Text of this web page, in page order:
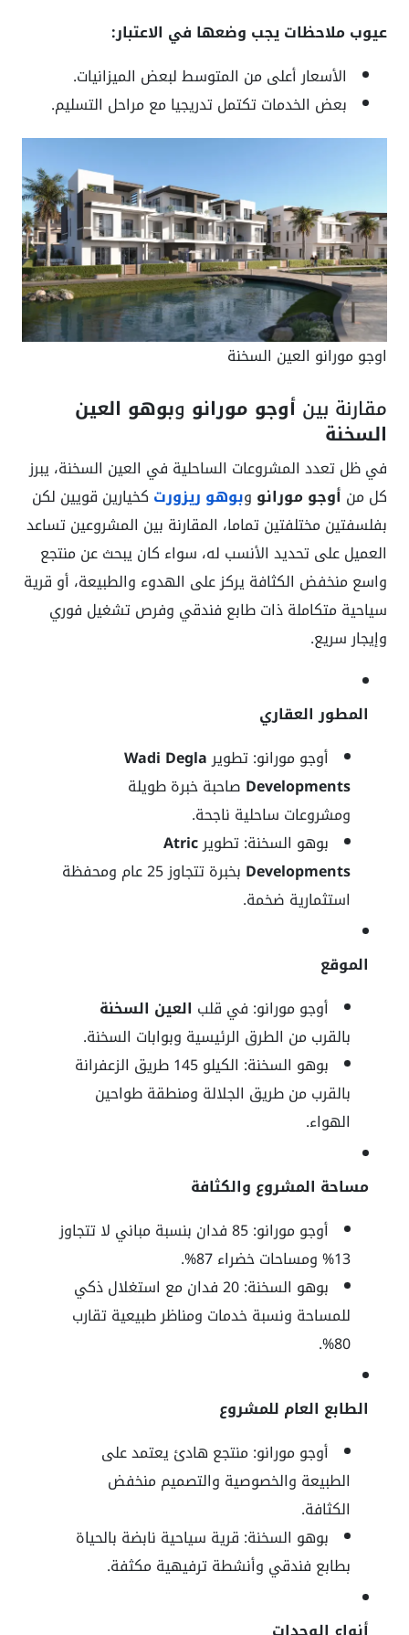
عيوب ملاحظات يجب وضعها في الاعتبار:
الأسعار أعلى من المتوسط لبعض الميزانيات.
بعض الخدمات تكتمل تدريجيا مع مراحل التسليم.
اوجو مورانو العين السخنة
مقارنة بين أوجو مورانو وبوهو العين
السخنة
في ظل تعدد المشروعات الساحلية في العين السخنة، يبرز
كل من أوجو مورانو وبوهو ريزورت كخيارين قويين لكن
بفلسفتين مختلفتين تماما، المقارنة بين المشروعين تساعد
العميل على تحديد الأنسب له، سواء كان يبحث عن منتجع
واسع منخفض الكثافة يركز على الهدوء والطبيعة، أو قرية
سياحية متكاملة ذات طابع فندقي وفرص تشغيل فوري
وإيجار سريع.
المطور العقاري
أوجو مورانو: تطويرWadi Degla
Developments صاحبة خبرة طويلة
ومشروعات ساحلية ناجحة.
بوهو السخنة: تطويرAtric
Developments
بخبرة تتجاوز 25 عام ومحفظة
استثمارية ضخمة.
الموقع
أوجو مورانو: في قلب العين السخنة
بالقرب من الطرق الرئيسية وبوابات السخنة.
بوهو السخنة: الكيلو 145 طريق الزعفرانة
بالقرب من طريق الجلالة ومنطقة طواحين
الهواء.
مساحة المشروع والكثافة
أوجو مورانو: 85 فدان بنسبة مباني لا تتجاوز
13% ومساحات خضراء 87%.
بوهو السخنة: 20 فدان مع استغلال ذكي
للمساحة ونسبة خدمات ومناظر طبيعية تقارب
80%.
الطابع العام للمشروع
أوجو مورانو: منتجع هادئ يعتمد على
الطبيعة والخصوصية والتصميم منخفض
الكثافة.
بوهو السخنة: قرية سياحية نابضة بالحياة
بطابع فندقي وأنشطة ترفيهية مكثفة.